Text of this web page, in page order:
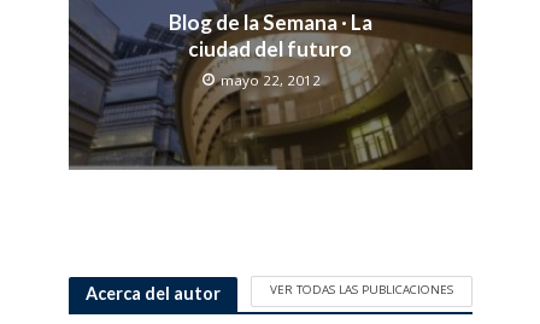
Blog de la Semana · La
ciudad del futuro
mayo 22, 2012
Acerca del autor VER TODAS LAS PUBLICACIONES